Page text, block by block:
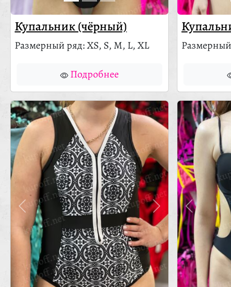
Купальник (чёрный)
Размерный ряд: XS, S, M, L, XL
Подробнее